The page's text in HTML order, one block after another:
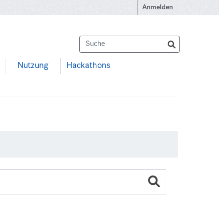
Anmelden
Nutzung Hackathons